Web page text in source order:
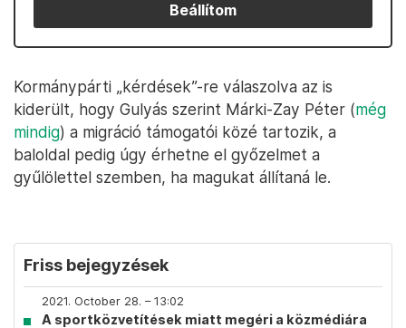
Beállítom
Kormánypárti „kérdések”-re válaszolva az is
kiderült, hogy Gulyás szerint Márki-Zay Péter (még
mindig) a migráció támogatói közé tartozik, a
baloldal pedig úgy érhetne el győzelmet a
gyűlölettel szemben, ha magukat állítaná le.
Friss bejegyzések
2021. October 28. – 13:02
A sportközvetítések miatt megéri a közmédiára